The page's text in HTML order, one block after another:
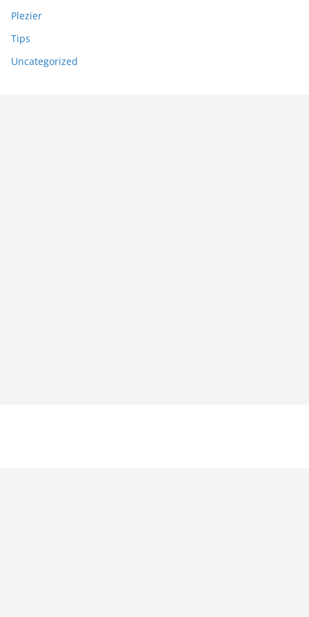
Plezier
Tips
Uncategorized